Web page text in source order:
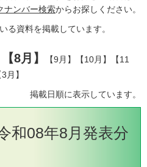
ナンバー検索からお探しください。
る資料を掲載しています。
【8月】
【9月】【10月】【11
月】
掲載日順に表示しています。
和08年8月発表分